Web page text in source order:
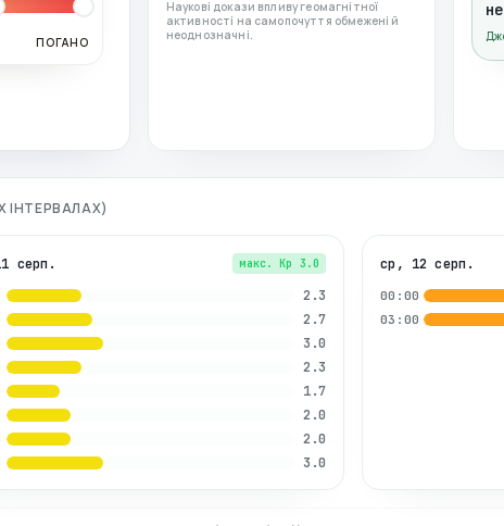
ПОГАНО
Наукові докази впливу геомагнітної
активності на самопочуття обмежені й
неоднозначні.
ІНТЕРВАЛАХ)
серп. макс. Kp 3.0
2.3
2.7
3.0
2.3
1.7
2.0
2.0
3.0
ср, 12 серп.
00:00
03:00